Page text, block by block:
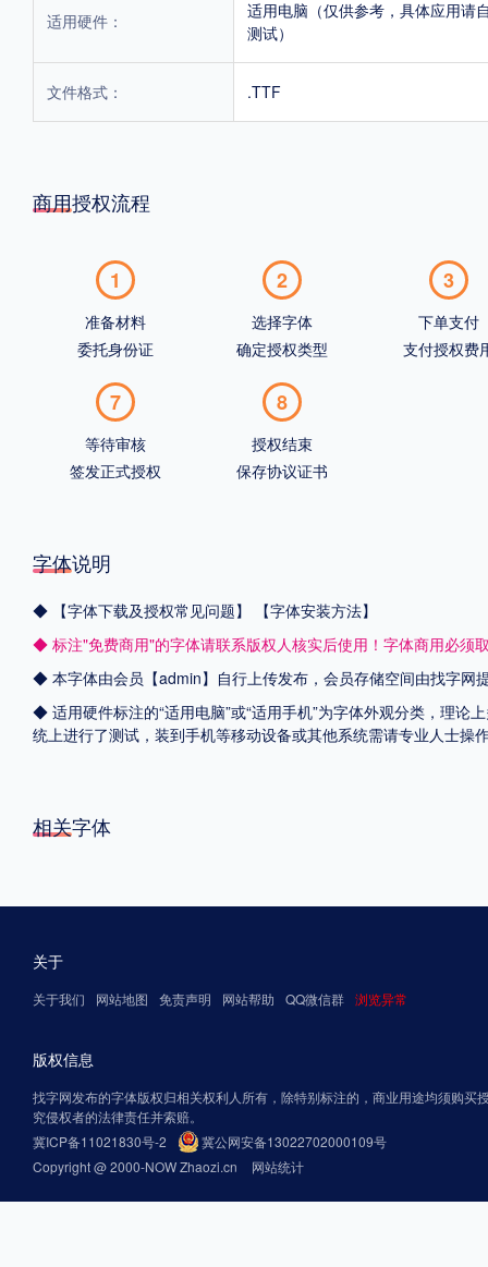
适用硬件：
适用电脑（仅供参考，具体应用请
测试）
文件格式： .TTF
商用授权流程
1
准备材料
委托身份证
2
选择字体
确定授权类型
3
下单支付
支付授权费
7
等待审核
签发正式授权
8
授权结束
保存协议证书
字体说明
◆ 【字体下载及授权常见问题】
【字体安装方法】
◆ 标注"免费商用"的字体请联系版权人核实后使用！字体商用必须
◆ 本字体由会员【admin】自行上传发布，会员存储空间由找字网
◆ 适用硬件标注的“适用电脑”或“适用手机”为字体外观分类，理论
统上进行了测试，装到手机等移动设备或其他系统需请专业人士
相关字体
关于
关于我们 网站地图 免责声明 网站帮助 QQ微信群 浏览异常
版权信息
找字网发布的字体版权归相关权利人所有，除特别标注的，商业用途均须购买
究侵权者的法律责任并索赔。
冀ICP备11021830号-2
冀公网安备13022702000109号
Copyright @ 2000-NOW Zhaozi.cn
网站统计